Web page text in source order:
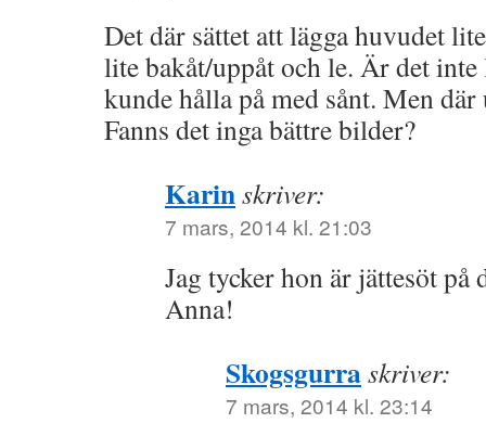
Det där sättet att lägga huvudet
lite bakåt/uppåt och le. Är det
kunde hålla på med sånt. Men
Fanns det inga bättre bilder?
Karinskriver:
7 mars, 2014 kl. 21:03
Jag tycker hon är jättesöt på
Anna!
Skogsgurraskriver:
7 mars, 2014 kl. 23:14